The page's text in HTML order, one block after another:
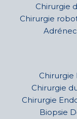
Chirurgie
Chirurgie
Chirurgie
Chirurgie
Chirurgie
Biopsie